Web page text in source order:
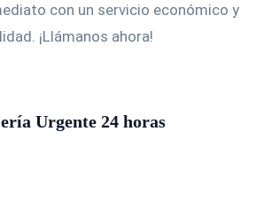
con un servicio económico y
¡Llámanos ahora!
Urgente 24 horas